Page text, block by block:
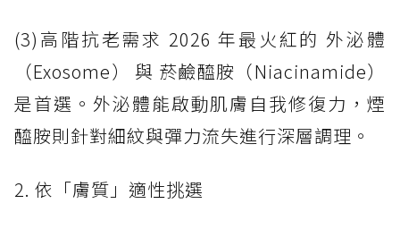
(3)高階抗老需求 2026 年最火紅的 外泌體
（Exosome） 與 菸鹼醯胺（Niacinamide）
是首選。外泌體能啟動肌膚自我修復力，煙
醯胺則針對細紋與彈力流失進行深層調理。
2. 依「膚質」適性挑選